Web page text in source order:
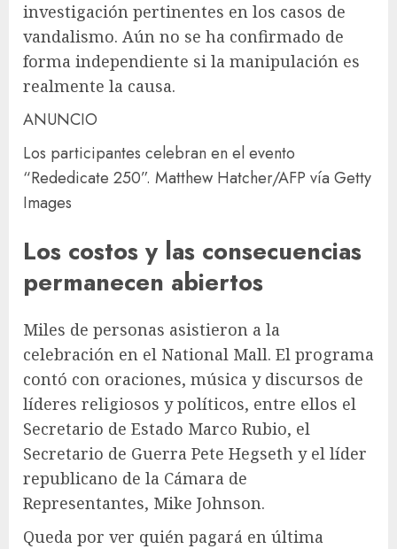
investigación pertinentes en los casos de
vandalismo. Aún no se ha confirmado de
forma independiente si la manipulación es
realmente la causa.
ANUNCIO
Los participantes celebran en el evento
“Rededicate 250”. Matthew Hatcher/AFP vía Getty
Images
Los costos y las consecuencias
permanecen abiertos
Miles de personas asistieron a la
celebración en el National Mall. El programa
contó con oraciones, música y discursos de
líderes religiosos y políticos, entre ellos el
Secretario de Estado Marco Rubio, el
Secretario de Guerra Pete Hegseth y el líder
republicano de la Cámara de
Representantes, Mike Johnson.
Queda por ver quién pagará en última